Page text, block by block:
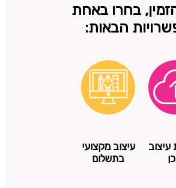
בחרו באחת
הבאות:
עיצוב מקצועי
בתשלום